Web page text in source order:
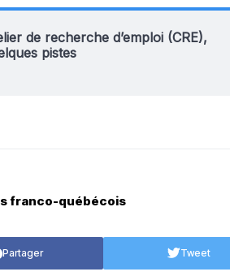
de recherche d’emploi (CRE),
pistes
franco-québécois
Partager Tweet